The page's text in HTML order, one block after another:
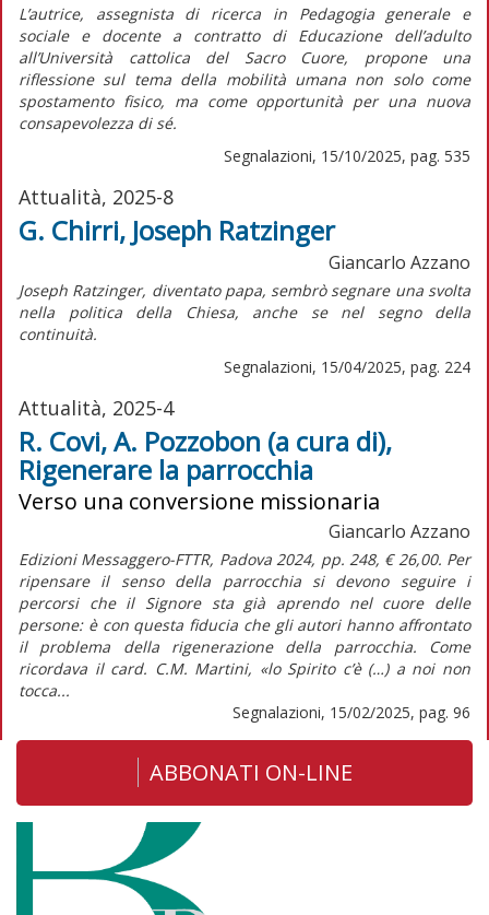
L’autrice, assegnista di ricerca in Pedagogia generale e
sociale e docente a contratto di Educazione dell’adulto
all’Università cattolica del Sacro Cuore, propone una
riflessione sul tema della mobilità umana non solo come
spostamento fisico, ma come opportunità per una nuova
consapevolezza di sé.
Segnalazioni, 15/10/2025, pag. 535
Attualità, 2025-8
G. Chirri, Joseph Ratzinger
Giancarlo Azzano
Joseph Ratzinger, diventato papa, sembrò segnare una svolta
nella politica della Chiesa, anche se nel segno della
continuità.
Segnalazioni, 15/04/2025, pag. 224
Attualità, 2025-4
R. Covi, A. Pozzobon (a cura di),
Rigenerare la parrocchia
Verso una conversione missionaria
Giancarlo Azzano
Edizioni Messaggero-FTTR, Padova 2024, pp. 248, € 26,00. Per
ripensare il senso della parrocchia si devono seguire i
percorsi che il Signore sta già aprendo nel cuore delle
persone: è con questa fiducia che gli autori hanno affrontato
il problema della rigenerazione della parrocchia. Come
ricordava il card. C.M. Martini, «lo Spirito c’è (…) a noi non
tocca...
Segnalazioni, 15/02/2025, pag. 96
ABBONATI ON-LINE